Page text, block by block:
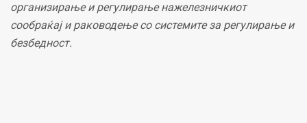
организирање и регулирање нажелезничкиот
сообраќај и раководење со системите за регулирање и
безбедност.